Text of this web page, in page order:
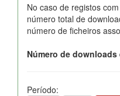
No caso de registos
número total de
número de ficheiros
Número de
Período: